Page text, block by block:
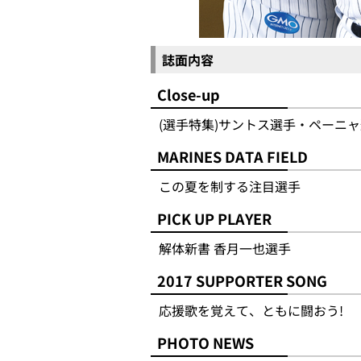
誌面内容
Close-up
(選手特集)サントス選手・ペーニ
MARINES DATA FIELD
この夏を制する注目選手
PICK UP PLAYER
解体新書 香月一也選手
2017 SUPPORTER SONG
応援歌を覚えて、ともに闘おう!
PHOTO NEWS